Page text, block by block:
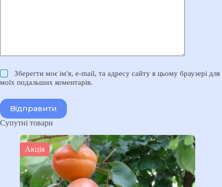
Зберегти моє ім'я, e-mail, та адресу сайту в цьому браузері для
моїх подальших коментарів.
Відправити
Супутні товари
Акція